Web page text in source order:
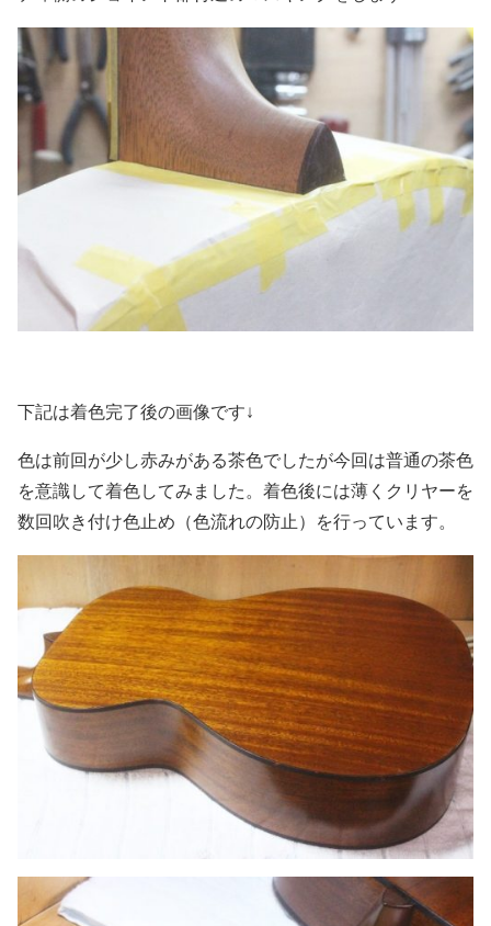
下記は着色完了後の画像です↓
色は前回が少し赤みがある茶色でしたが今回は普通の茶色
を意識して着色してみました。着色後には薄くクリヤーを
数回吹き付け色止め（色流れの防止）を行っています。